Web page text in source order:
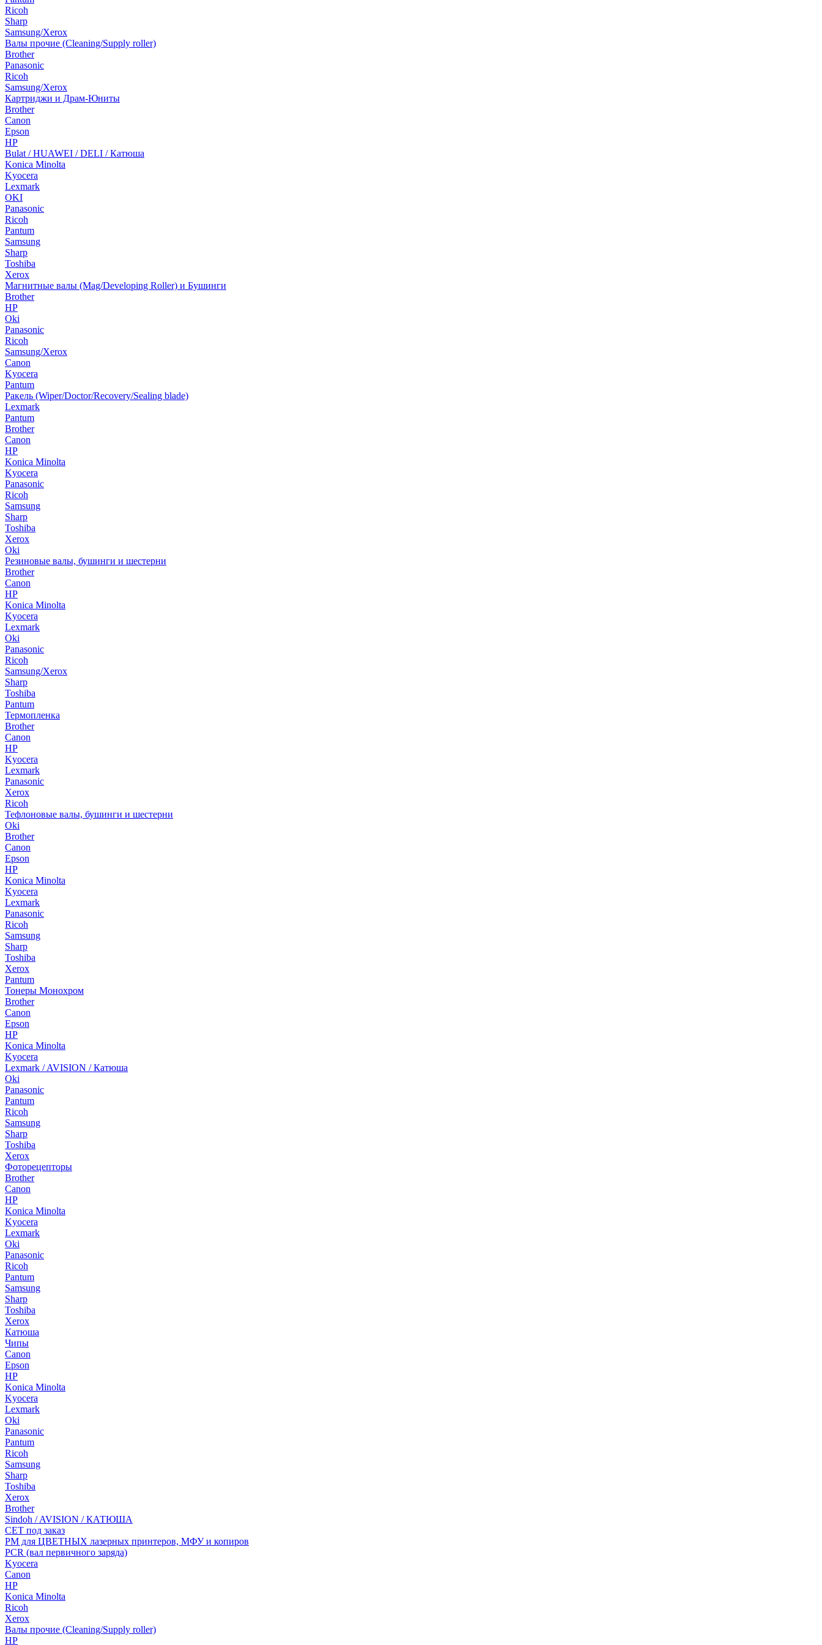
Ricoh
Sharp
Samsung/Xerox
Валы прочие (Cleaning/Supply roller)
Brother
Panasonic
Ricoh
Samsung/Xerox
Картриджи и Драм-Юниты
Brother
Canon
Epson
HP
Bulat / HUAWEI / DELI / Катюша
Konica Minolta
Kyocera
Lexmark
OKI
Panasonic
Ricoh
Pantum
Samsung
Sharp
Toshiba
Xerox
Магнитные валы (Mag/Developing Roller) и Бушинги
Brother
HP
Oki
Panasonic
Ricoh
Samsung/Xerox
Canon
Kyocera
Pantum
Ракель (Wiper/Doctor/Recovery/Sealing blade)
Lexmark
Pantum
Brother
Canon
HP
Konica Minolta
Kyocera
Panasonic
Ricoh
Samsung
Sharp
Toshiba
Xerox
Oki
Резиновые валы, бушинги и шестерни
Brother
Canon
HP
Konica Minolta
Kyocera
Lexmark
Oki
Panasonic
Ricoh
Samsung/Xerox
Sharp
Toshiba
Pantum
Термопленка
Brother
Canon
HP
Kyocera
Lexmark
Panasonic
Xerox
Ricoh
Тефлоновые валы, бушинги и шестерни
Oki
Brother
Canon
Epson
HP
Konica Minolta
Kyocera
Lexmark
Panasonic
Ricoh
Samsung
Sharp
Toshiba
Xerox
Pantum
Тонеры Монохром
Brother
Canon
Epson
HP
Konica Minolta
Kyocera
Lexmark / AVISION / Катюша
Oki
Panasonic
Pantum
Ricoh
Samsung
Sharp
Toshiba
Xerox
Фоторецепторы
Brother
Canon
HP
Konica Minolta
Kyocera
Lexmark
Oki
Panasonic
Ricoh
Pantum
Samsung
Sharp
Toshiba
Xerox
Катюша
Чипы
Canon
Epson
HP
Konica Minolta
Kyocera
Lexmark
Oki
Panasonic
Pantum
Ricoh
Samsung
Sharp
Toshiba
Xerox
Brother
Sindoh / AVISION / КАТЮША
CET под заказ
РМ для ЦВЕТНЫХ лазерных принтеров, МФУ и копиров
PCR (вал первичного заряда)
Kyocera
Canon
HP
Konica Minolta
Ricoh
Xerox
Валы прочие (Cleaning/Supply roller)
HP